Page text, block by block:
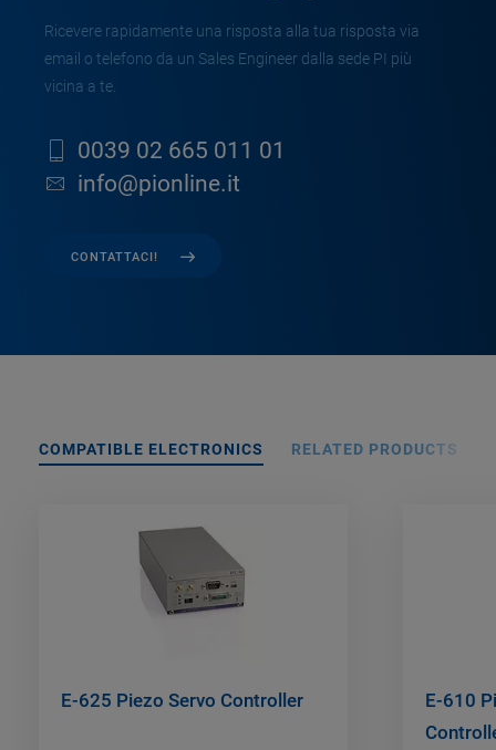
Ricevere rapidamente una risposta alla tua risposta via
email o telefono da un Sales Engineer dalla sede PI più
vicina a te.
0039 02 665 011 01
info@pionline.it
CONTATTACI!
COMPATIBLE ELECTRONICS RELATED PRODUCTS
E-625 Piezo Servo Controller
E-610